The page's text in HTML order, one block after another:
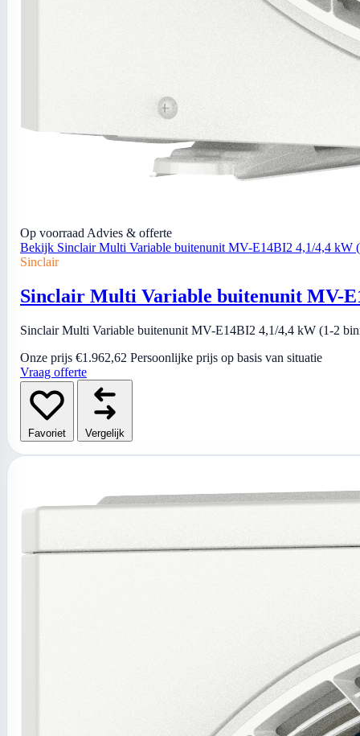
Op voorraad Advies & offerte
Bekijk Sinclair Multi Variable buitenunit MV-E14BI2 4,1/4,4 kW
Sinclair
Sinclair Multi Variable buitenunit MV-
Sinclair Multi Variable buitenunit MV-E14BI2 4,1/4,4 kW (1-2
Onze prijs €1.962,62 Persoonlijke prijs op basis van situatie
Vraag offerte
Favoriet Vergelijk